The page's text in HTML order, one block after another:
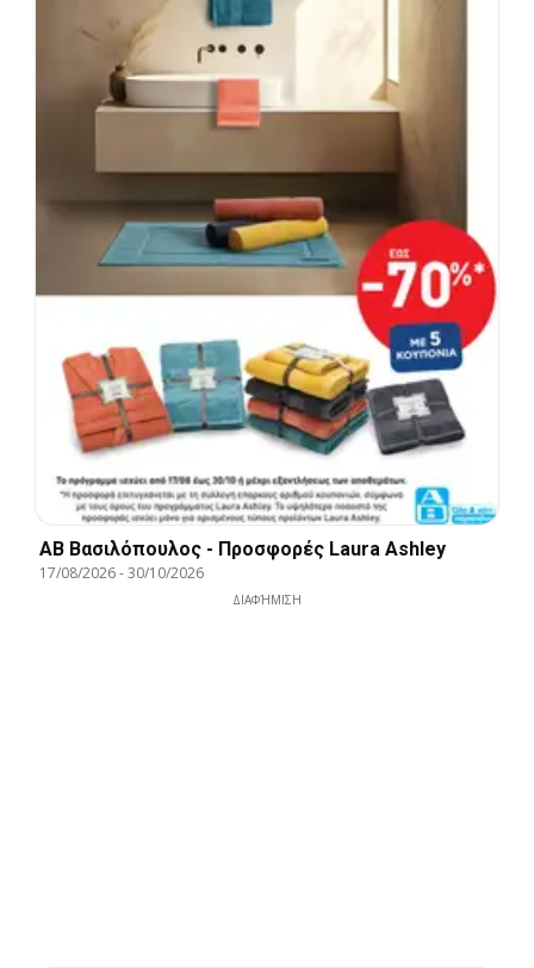
ΑΒ Βασιλόπουλος - Προσφορές Laura Ashley
17/08/2026-30/10/2026
ΔΙΑΦΉΜΙΣΗ